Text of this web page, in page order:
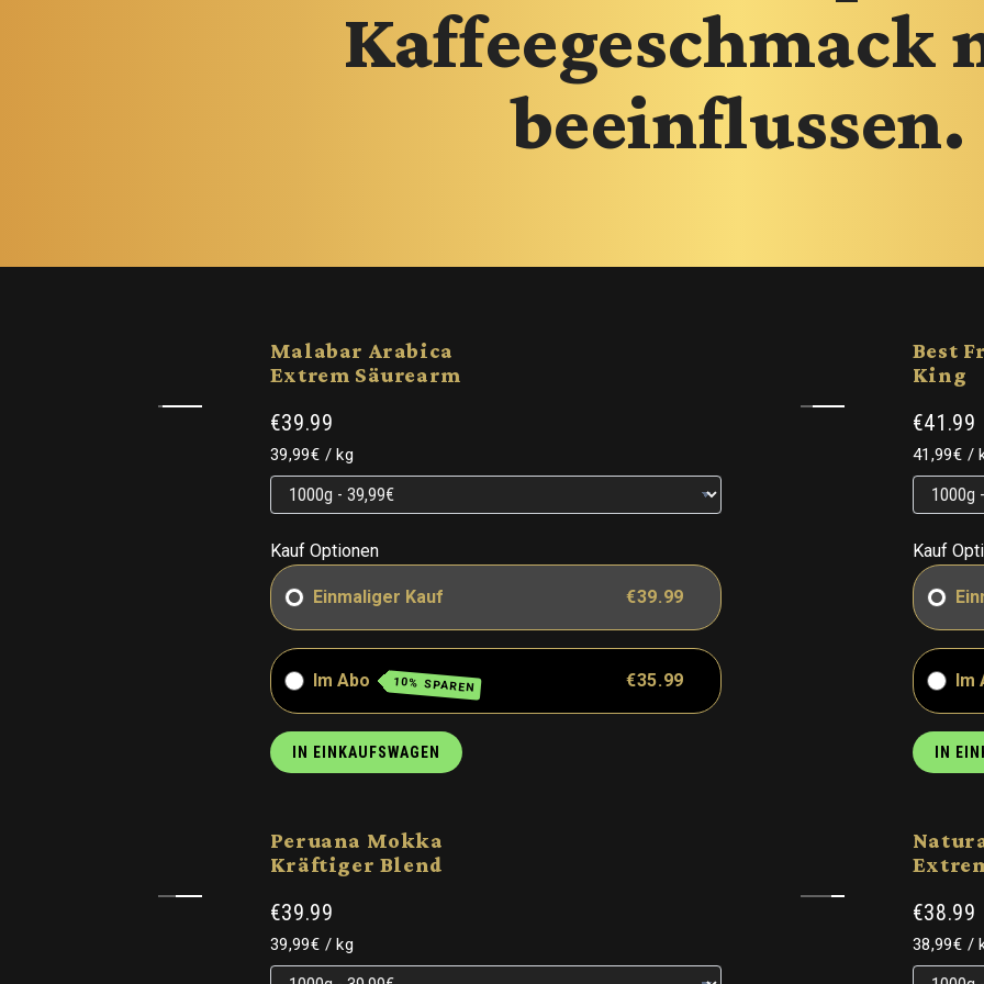
Kaffeegeschmack
beeinflussen.
Malabar Arabica
Extrem Säurearm
€39.99
Grundpreis
39,99€ / pro
kg
Grundpreis
Grundpreis
Kauf Optionen
Einmaliger Kauf €39.99
Im Abo 10% SPAREN €35.99
IN EINKAUFSWAGEN
Best
King
€41.99
41,99€ /
Kauf
Im
IN
Peruana Mokka
Kräftiger Blend
€39.99
Grundpreis
39,99€ / pro
kg
Grundpreis
Grundpreis
€38.99
38,99€ /